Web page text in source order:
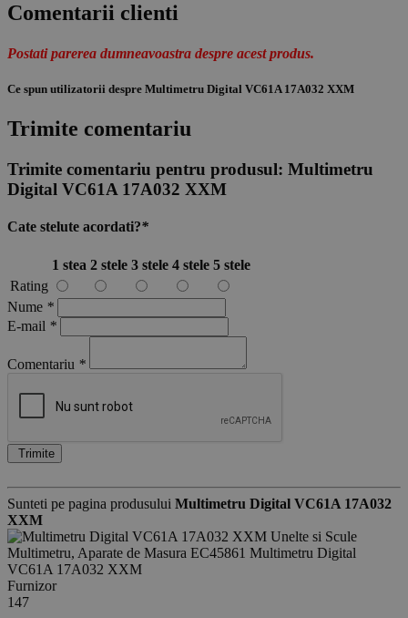
Comentarii clienti
Postati parerea dumneavoastra despre acest produs.
Ce spun utilizatorii despre Multimetru Digital VC61A 17A032 XXM
Trimite comentariu
Trimite comentariu pentru produsul: Multimetru
Digital VC61A 17A032 XXM
Cate stelute acordati?*
1 stea 2 stele 3 stele 4 stele 5 stele
Rating
Nume *
E-mail *
Comentariu *
Trimite
Sunteti pe pagina produsului Multimetru Digital VC61A 17A032
XXM
Unelte si Scule
Multimetru, Aparate de Masura EC45861 Multimetru Digital
VC61A 17A032 XXM
Furnizor
147